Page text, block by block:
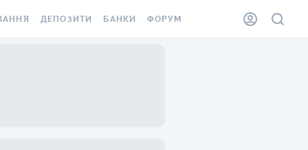
ДЕПОЗИТИ БАНКИ ФОРУМ